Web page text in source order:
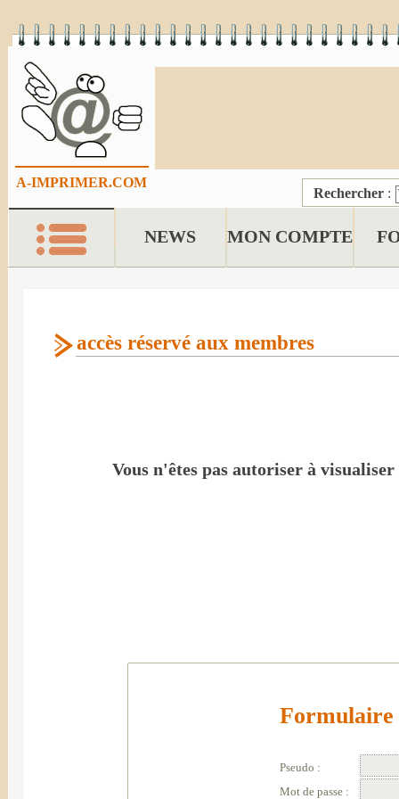
A-IMPRIMER.COM
Rechercher :
NEWS MON COMPTE
accès réservé aux membres
Vous n'êtes pas autoriser à
Pseudo :
Mot de passe :